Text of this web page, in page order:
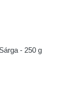
- 250 g